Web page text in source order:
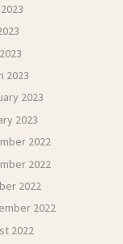
2023
2023
2023
2023
2023
2022
2022
2022
2022
2022